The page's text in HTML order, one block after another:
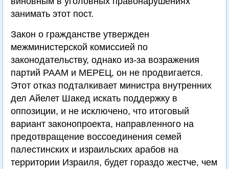
занимать этот пост.
Закон о гражданстве утвержден
межминистерской комиссией по
законодательству, однако из-за возражения
партий РААМ и МЕРЕЦ, он не продвигается.
Этот отказ подталкивает министра внутренних
дел Айелет Шакед искать поддержку в
оппозиции, и не исключено, что итоговый
вариант законопроекта, направленного на
предотвращение воссоединения семей
палестинских и израильских арабов на
территории Израиля, будет гораздо жестче, чем